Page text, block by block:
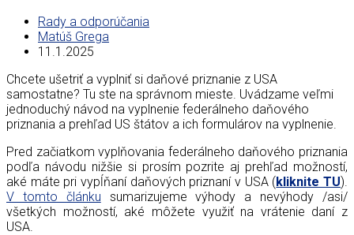
Rady a odporúčania
Matúš Grega
11.1.2025
Chcete ušetriť a vyplniť si daňové priznanie z USA
samostatne? Tu ste na správnom mieste. Uvádzame veľmi
jednoduchý návod na vyplnenie federálneho daňového
priznania a prehľad US štátov a ich formulárov na vyplnenie.
Pred začiatkom vyplňovania federálneho daňového priznania
podľa návodu nižšie si prosím pozrite aj prehľad možností,
aké máte pri vypĺňaní daňových priznaní v USA (kliknite TU).
V tomto článku sumarizujeme výhody a nevýhody /asi/
všetkých možností, aké môžete využiť na vrátenie daní z
USA.